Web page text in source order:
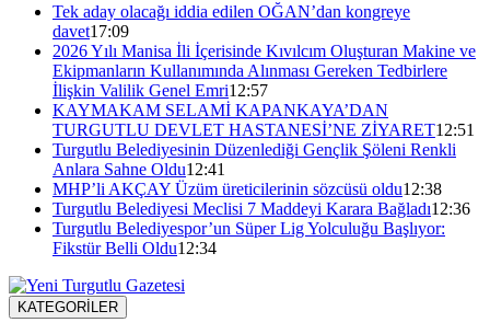
Tek aday olacağı iddia edilen OĞAN’dan kongreye
davet17:09
2026 Yılı Manisa İli İçerisinde Kıvılcım Oluşturan Makine ve
Ekipmanların Kullanımında Alınması Gereken Tedbirlere
İlişkin Valilik Genel Emri12:57
KAYMAKAM SELAMİ KAPANKAYA’DAN
TURGUTLU DEVLET HASTANESİ’NE ZİYARET12:51
Turgutlu Belediyesinin Düzenlediği Gençlik Şöleni Renkli
Anlara Sahne Oldu12:41
MHP’li AKÇAY Üzüm üreticilerinin sözcüsü oldu12:38
Turgutlu Belediyesi Meclisi 7 Maddeyi Karara Bağladı12:36
Turgutlu Belediyespor’un Süper Lig Yolculuğu Başlıyor:
Fikstür Belli Oldu12:34
KATEGORİLER